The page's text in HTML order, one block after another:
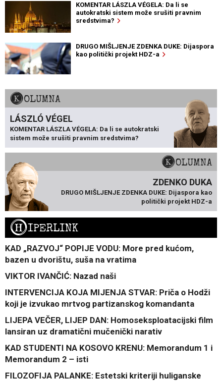
KOMENTAR LÁSZLA VÉGELA: Da li se
autokratski sistem može srušiti pravnim
sredstvima?
DRUGO MIŠLJENJE ZDENKA DUKE: Dijaspora
kao politički projekt HDZ-a
KOLUMNA
LÁSZLÓ VÉGEL
KOMENTAR LÁSZLA VÉGELA: Da li se autokratski
sistem može srušiti pravnim sredstvima?
KOLUMNA
ZDENKO DUKA
DRUGO MIŠLJENJE ZDENKA DUKE: Dijaspora kao
politički projekt HDZ-a
HIPERLINK
KAD „RAZVOJ“ POPIJE VODU: More pred kućom,
bazen u dvorištu, suša na vratima
VIKTOR IVANČIĆ: Nazad naši
INTERVENCIJA KOJA MIJENJA STVAR: Priča o Hodži
koji je izvukao mrtvog partizanskog komandanta
LIJEPA VEČER, LIJEP DAN: Homoseksploatacijski film
lansiran uz dramatični mučenički narativ
KAD STUDENTI NA KOSOVO KRENU: Memorandum 1 i
Memorandum 2 – isti
FILOZOFIJA PALANKE: Estetski kriteriji huliganske